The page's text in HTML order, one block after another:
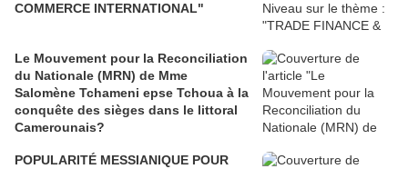
COMMERCE INTERNATIONAL"
Le Mouvement pour la Reconciliation
du Nationale (MRN) de Mme
Salomène Tchameni epse Tchoua à la
conquête des sièges dans le littoral
Camerounais?
POPULARITÉ MESSIANIQUE POUR